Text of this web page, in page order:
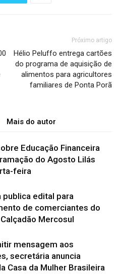
Próximo artigo
Hélio Peluffo entrega cartões
do programa de aquisição de
alimentos para agricultores
familiares de Ponta Porã
Mais do autor
Educação Financeira
do Agosto Lilás
feira
publica edital para
de comerciantes do
Mercosul
mensagem aos
secretária anuncia
Casa da Mulher Brasileira